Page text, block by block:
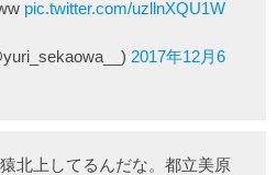
pic.twitter.com/uzllnXQU1W
2017年12月6
北上してるんだな。都立美原